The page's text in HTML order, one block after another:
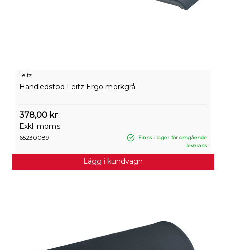
Leitz
Handledstöd Leitz Ergo mörkgrå
378,00 kr
Exkl. moms
65230089
Finns i lager för omgående
leverans
Lägg i kundvagn